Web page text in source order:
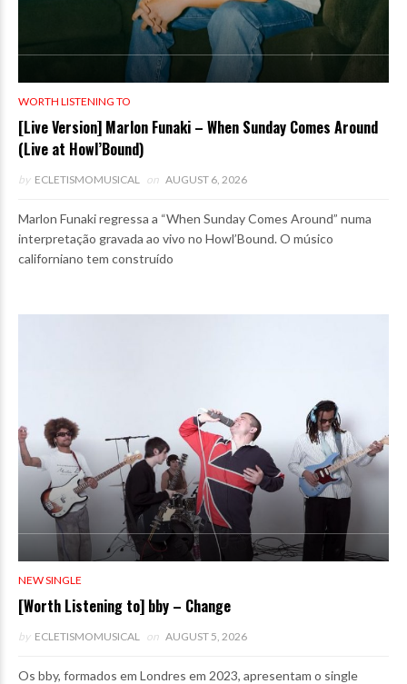
WORTH LISTENING TO
[Live Version] Marlon Funaki – When Sunday Comes Around
(Live at Howl’Bound)
by ECLETISMOMUSICAL on AUGUST 6, 2026
Marlon Funaki regressa a “When Sunday Comes Around” numa
interpretação gravada ao vivo no Howl’Bound. O músico
californiano tem construído
NEW SINGLE
[Worth Listening to] bby – Change
by ECLETISMOMUSICAL on AUGUST 5, 2026
Os bby, formados em Londres em 2023, apresentam o single